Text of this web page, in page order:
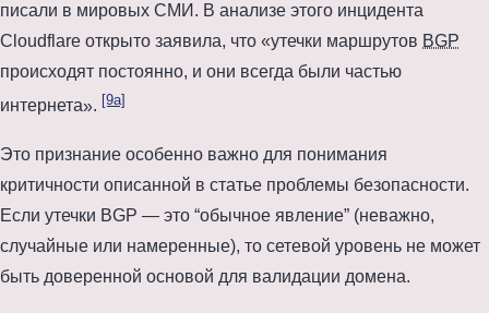
писали в мировых СМИ. В анализе этого инцидента
Cloudflare открыто заявила, что
утечки маршрутов BGP
происходят постоянно, и они всегда были частью
интернета . [9a]
Это признание особенно важно для понимания
критичности описанной в статье проблемы безопасности.
Если утечки BGP — это “обычное явление” (неважно,
случайные или намеренные), то сетевой уровень не может
быть доверенной основой для валидации домена.